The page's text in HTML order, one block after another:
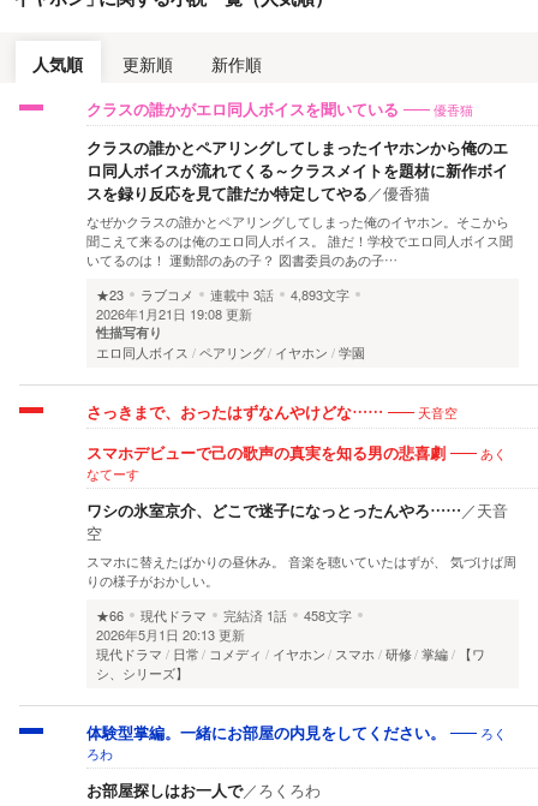
人気順 更新順 新作順
クラスの誰かがエロ同人ボイスを聞いている 優香猫
クラスの誰かとペアリングしてしまったイヤホンから俺のエ
ロ同人ボイスが流れてくる～クラスメイトを題材に新作ボイ
スを録り反応を見て誰だか特定してやる／優香猫
なぜかクラスの誰かとペアリングしてしまった俺のイヤホン。そこから
聞こえて来るのは俺のエロ同人ボイス。 誰だ！学校でエロ同人ボイス聞
いてるのは！ 運動部のあの子？ 図書委員のあの子…
★23
ラブコメ 連載中 3話
4,893文字
2026年1月21日 19:08 更新
性描写有り
エロ同人ボイス ペアリング イヤホン 学園
さっきまで、おったはずなんやけどな…… 天音空
スマホデビューで己の歌声の真実を知る男の悲喜劇
あく
なてーす
ワシの氷室京介、どこで迷子になっとったんやろ……／天音
空
スマホに替えたばかりの昼休み。 音楽を聴いていたはずが、 気づけば周
りの様子がおかしい。
★66
現代ドラマ 完結済 1話
458文字
2026年5月1日 20:13 更新
現代ドラマ
日常 コメディ イヤホン スマホ 研修 掌編
【ワ
シ、シリーズ】
体験型掌編。一緒にお部屋の内見をしてください。
ろく
ろわ
お部屋探しはお一人で／ろくろわ